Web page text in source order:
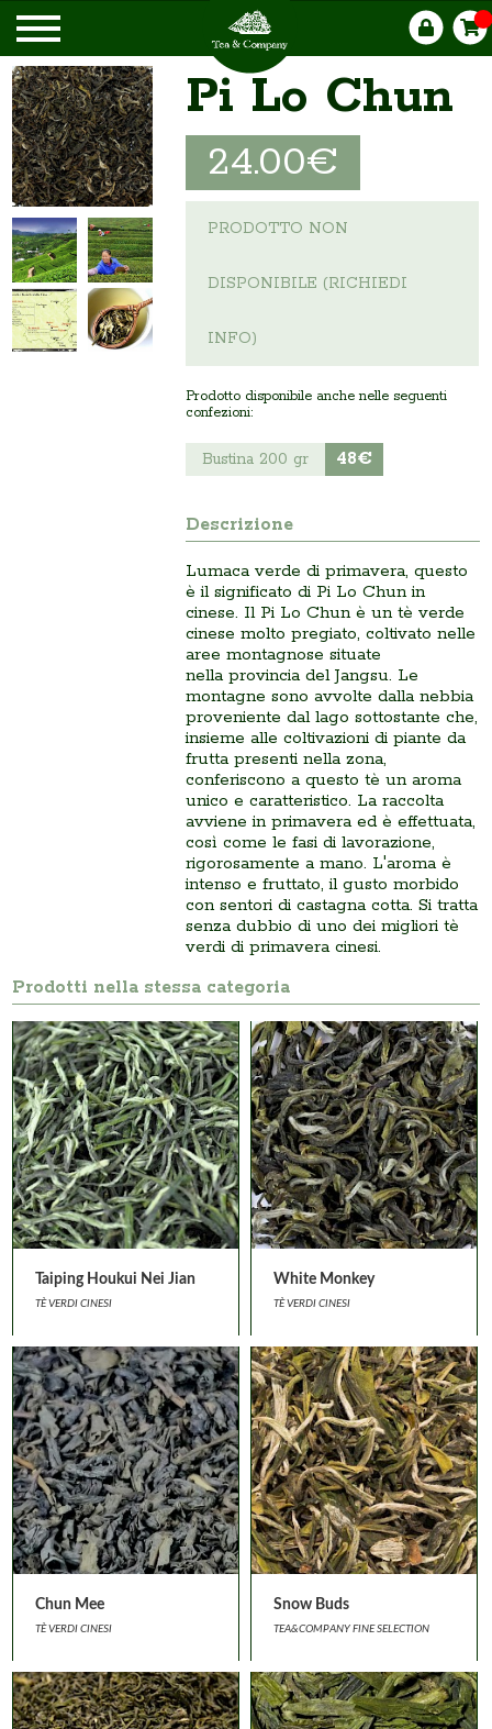
Pi Lo Chun
24.00€
PRODOTTO NON
DISPONIBILE (RICHIEDI
INFO)
Prodotto disponibile anche nelle seguenti
confezioni:
Bustina 200 gr 48€
Descrizione
Lumaca verde di primavera, questo
è il significato di Pi Lo Chun in
cinese. Il Pi Lo Chun è un tè verde
cinese molto pregiato, coltivato nelle
aree montagnose situate
nella provincia del Jangsu. Le
montagne sono avvolte dalla nebbia
proveniente dal lago sottostante che,
insieme alle coltivazioni di piante da
frutta presenti nella zona,
conferiscono a questo tè un aroma
unico e caratteristico. La raccolta
avviene in primavera ed è effettuata,
così come le fasi di lavorazione,
rigorosamente a mano. L'aroma è
intenso e fruttato, il gusto morbido
con sentori di castagna cotta. Si tratta
senza dubbio di uno dei migliori tè
verdi di primavera cinesi.
Prodotti nella stessa categoria
Taiping Houkui Nei Jian
TÈ VERDI CINESI
White Monkey
TÈ VERDI CINESI
Chun Mee
TÈ VERDI CINESI
Snow Buds
TEA&COMPANY FINE SELECTION